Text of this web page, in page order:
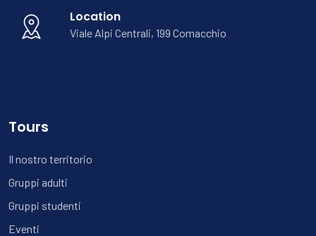
Location
Viale Alpi Centrali, 199 Comacchio
Tours
Il nostro territorio
Gruppi adulti
Gruppi studenti
Eventi